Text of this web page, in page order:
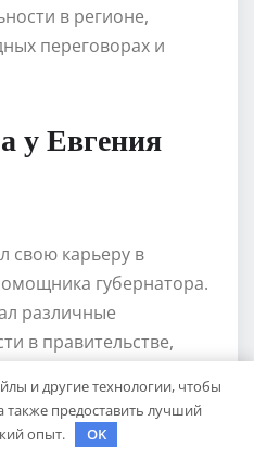
в регионе,
переговорах и
у Евгения
свою карьеру в
губернатора.
различные
в правительстве,
должность
правительства и
и другие технологии, чтобы
предоставить лучший
опыт.
OK